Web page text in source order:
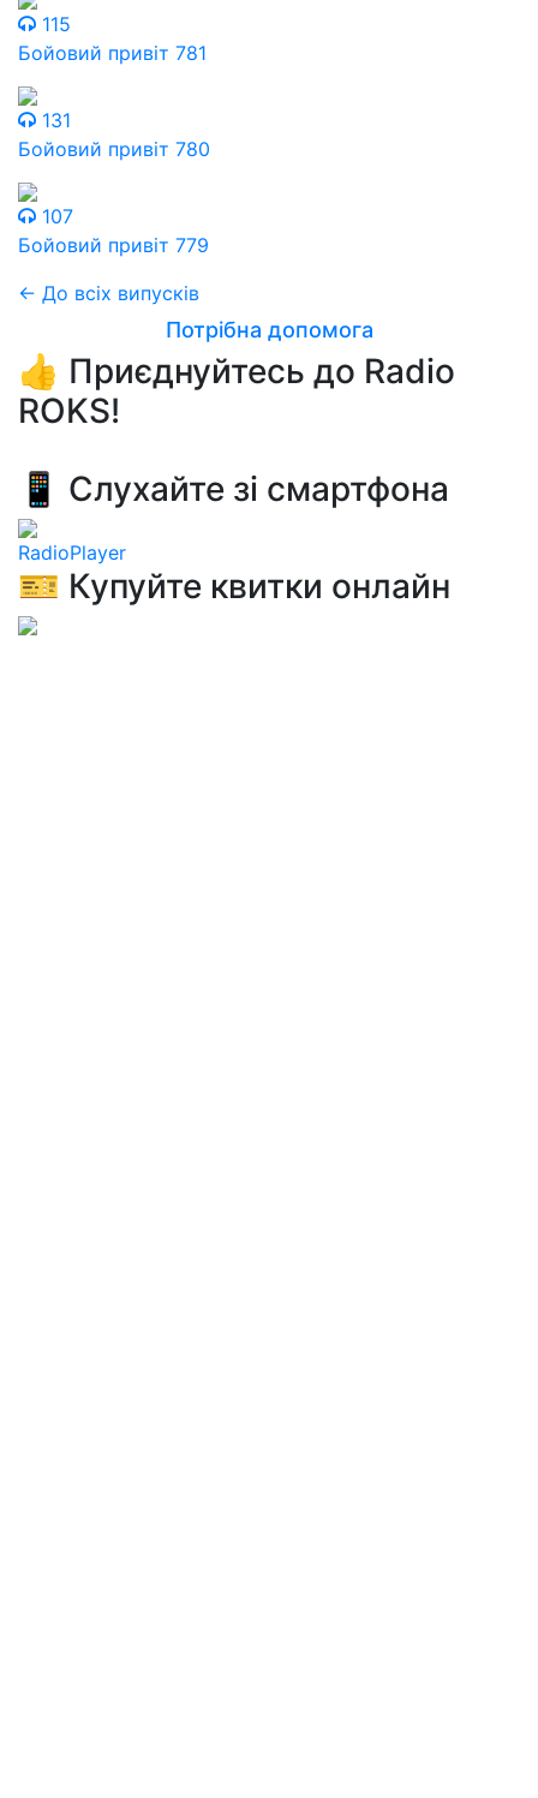
115
Бойовий привіт 781
131
Бойовий привіт 780
107
Бойовий привіт 779
← До всіх випусків
Потрібна допомога
👍 Приєднуйтесь до Radio
ROKS!
📱 Слухайте зі смартфона
RadioPlayer
🎫 Купуйте квитки онлайн